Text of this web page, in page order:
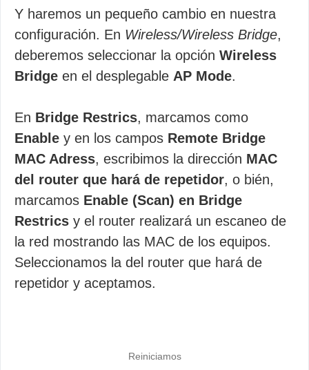
Y haremos un pequeño cambio en nuestra
configuración. En Wireless/Wireless Bridge,
deberemos seleccionar la opción Wireless
Bridge en el desplegable AP Mode.
En Bridge Restrics, marcamos como
Enable y en los campos Remote Bridge
MAC Adress, escribimos la dirección MAC
del router que hará de repetidor, o bién,
marcamos Enable (Scan) en Bridge
Restrics y el router realizará un escaneo de
la red mostrando las MAC de los equipos.
Seleccionamos la del router que hará de
repetidor y aceptamos.
Reiniciamos